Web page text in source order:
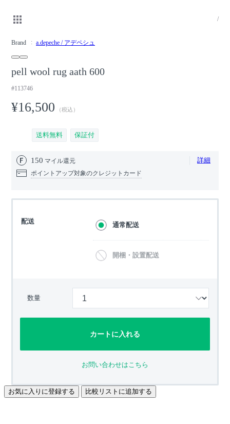
/
Brand a.depeche / アデペシュ
pell wool rug aath 600
#113746
¥16,500 （税込）
送料無料 保証付
150 マイル還元 詳細
ポイントアップ対象のクレジットカード
配送 通常配送
開梱・設置配送
数量
カートに入れる
お問い合わせはこちら
お気に入りに登録する 比較リストに追加する